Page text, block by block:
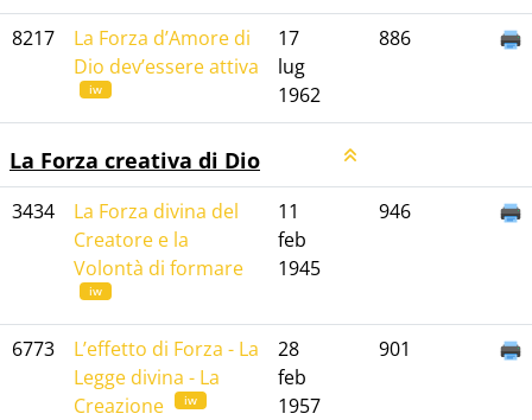
8217
La Forza d’Amore di
Dio dev’essere attiva
iw
17
lug
1962
886
La Forza creativa di Dio
3434
La Forza divina del
Creatore e la
Volontà di formare
iw
11
feb
1945
946
6773
L’effetto di Forza - La
Legge divina - La
Creazione
iw
28
feb
1957
901